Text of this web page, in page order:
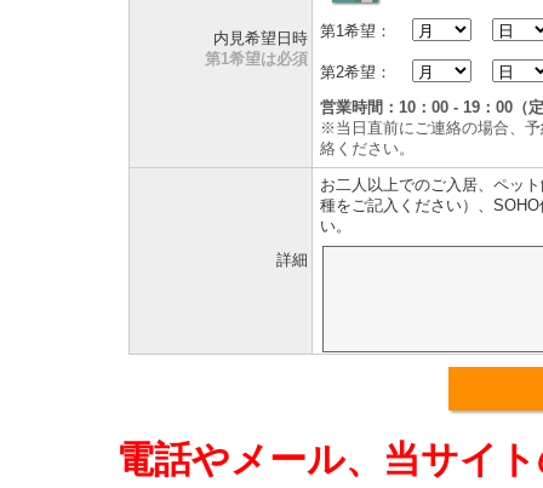
内見希望日時
第1希望は必須
第1希望：
第2希望：
営業時間：10：00 - 19：00（
※当日直前にご連絡の場合、
絡ください。
詳細
お二人以上でのご入居、ペッ
種をご記入ください）、
い。
電話やメール、当サイ